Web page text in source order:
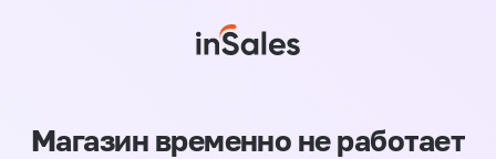
Магазин временно не работает